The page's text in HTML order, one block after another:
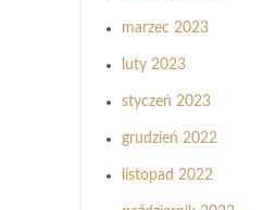
marzec 2023
luty 2023
styczeń 2023
grudzień 2022
listopad 2022